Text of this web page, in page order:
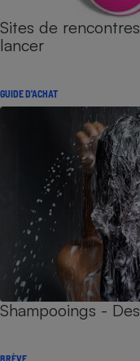
Sites de
lancer
GUIDE D'ACHAT
Shampooings -
BRÈVE